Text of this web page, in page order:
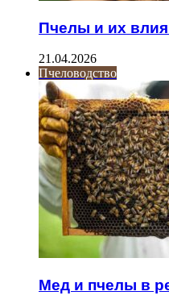
Пчелы и их
21.04.2026
Пчеловодство
Мед и пчелы в